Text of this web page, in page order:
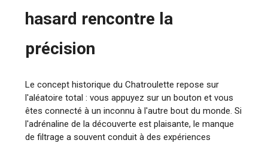
hasard rencontre la
précision
Le concept historique du Chatroulette repose sur
l'aléatoire total : vous appuyez sur un bouton et vous
êtes connecté à un inconnu à l'autre bout du monde. Si
l'adrénaline de la découverte est plaisante, le manque
de filtrage a souvent conduit à des expériences